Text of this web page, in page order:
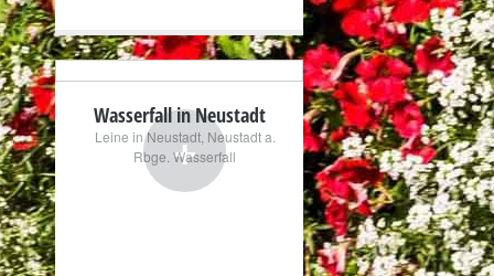
+
Wasserfall in Neustadt
Leine in Neustadt, Neustadt a.
Rbge. Wasserfall